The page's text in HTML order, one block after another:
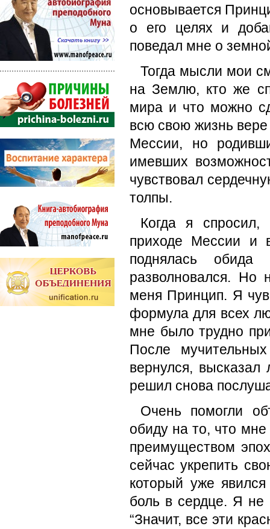
основывается
о его целях и
поведал мне о
Тогда мысли мои
на Землю, кто же
мира и что можно
всю свою жизнь
Мессии, но
имевших
чувствовал
толпы.
Когда я
приходе Мессии и
поднялась
разволновался. Но
меня Принцип. Я
формула для всех
мне было трудно
После
вернулся,
решил снова
Очень помогли
обиду на то, что мне
преимуществом
сейчас укрепить
который уже
боль в сердце. Я не
“Значит, все эти